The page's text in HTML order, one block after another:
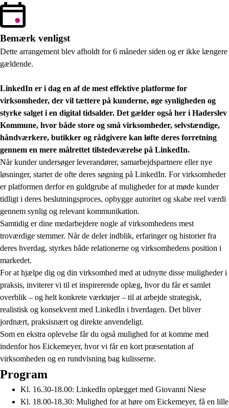
Bemærk venligst
Dette arrangement blev afholdt for 6 måneder siden og er ikke længere
gældende.
LinkedIn er i dag en af de mest effektive platforme for
virksomheder, der vil tættere på kunderne, øge synligheden og
styrke salget i en digital tidsalder. Det gælder også her i Haderslev
Kommune, hvor både store og små virksomheder, selvstændige,
håndværkere, butikker og rådgivere kan løfte deres forretning
gennem en mere målrettet tilstedeværelse på LinkedIn.
Når kunder undersøger leverandører, samarbejdspartnere eller nye
løsninger, starter de ofte deres søgning på LinkedIn. For virksomheder
er platformen derfor en guldgrube af muligheder for at møde kunder
tidligt i deres beslutningsproces, opbygge autoritet og skabe reel værdi
gennem synlig og relevant kommunikation.
Samtidig er dine medarbejdere nogle af virksomhedens mest
troværdige stemmer. Når de deler indblik, erfaringer og historier fra
deres hverdag, styrkes både relationerne og virksomhedens position i
markedet.
For at hjælpe dig og din virksomhed med at udnytte disse muligheder i
praksis, inviterer vi til et inspirerende oplæg, hvor du får et samlet
overblik – og helt konkrete værktøjer – til at arbejde strategisk,
realistisk og konsekvent med LinkedIn i hverdagen. Det bliver
jordnært, praksisnært og direkte anvendeligt.
Som en ekstra oplevelse får du også mulighed for at komme med
indenfor hos Eickemeyer, hvor vi får en kort præsentation af
virksomheden og en rundvisning bag kulisserne.
Program
Kl. 16.30-18.00: LinkedIn oplægget med Giovanni Niese
Kl. 18.00-18.30: Mulighed for at høre om Eickemeyer, få en lille